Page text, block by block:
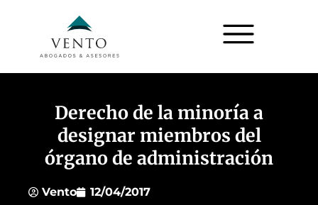
Derecho de la minoría a
designar miembros del
órgano de administración
Vento 12/04/2017